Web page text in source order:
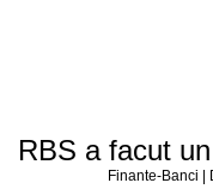
RBS a facut
Finante-Banci |